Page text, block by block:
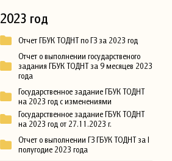
2023 год
Отчет ГБУК ТОДНТ по ГЗ за 2023 год
Отчет о выполнении государственого
задания ГБУК ТОДНТ за 9 месяцев 2023
года
Государственное задание ГБУК ТОДНТ
на 2023 год с изменениями
Государственное задание ГБУК ТОДНТ
на 2023 год от 27.11.2023 г.
Отчет о выполнении ГЗ ГБУК ТОДНТ за I
полугодие 2023 года